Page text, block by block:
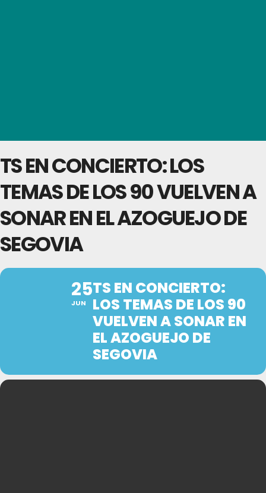
TS EN CONCIERTO: LOS
TEMAS DE LOS 90 VUELVEN A
SONAR EN EL AZOGUEJO DE
SEGOVIA
25
JUN
TS EN CONCIERTO:
LOS TEMAS DE LOS 90
VUELVEN A SONAR EN
EL AZOGUEJO DE
SEGOVIA